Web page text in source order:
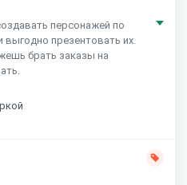
персонажей по
выгодно презентовать их.
брать заказы на